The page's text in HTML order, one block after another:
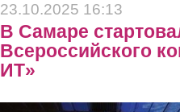
23.10.2025 16:13
В Самаре
Всероссийского
ИТ»